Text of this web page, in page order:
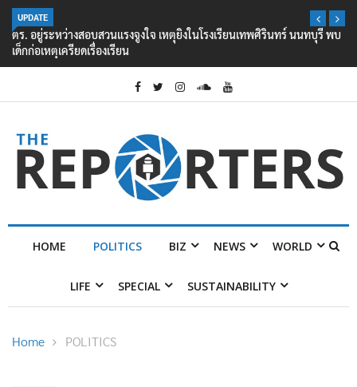
UPDATE
ตร. อยู่ระหว่างสอบสวนแรงจูงใจ เหตุยิงในโรงเรียนเทพศิรินทร์ นนทบุรี พบ
เด็กก่อเหตุเครียดเรื่องเรียน
HOME POLITICS BIZ NEWS WORLD
LIFE SPECIAL SUSTAINABILITY
Home POLITICS